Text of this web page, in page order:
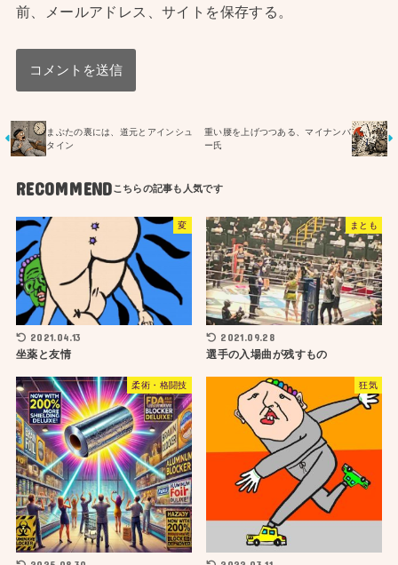
前、メールアドレス、サイトを保存する。
まぶたの裏には、道元とアインシュ
タイン
重い腰を上げつつある、マイナンバ
ー氏
RECOMMEND
変
2021.04.13
坐薬と友情
まとも
2021.09.28
選手の入場曲が残すもの
柔術・格闘技 狂気